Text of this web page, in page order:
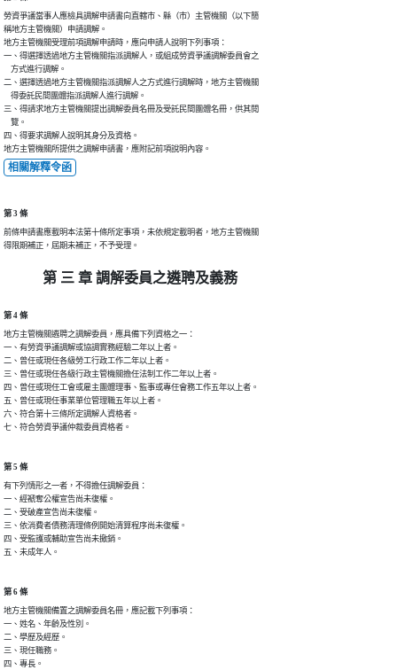
勞資爭議當事人應檢具調解申請書向直轄市、縣（市）主管機關（以下簡
稱地方主管機關）申請調解。
地方主管機關受理前項調解申請時，應向申請人說明下列事項：
一、得選擇透過地方主管機關指派調解人，或組成勞資爭議調解委員會之
    方式進行調解。
二、選擇透過地方主管機關指派調解人之方式進行調解時，地方主管機關
    得委託民間團體指派調解人進行調解。
三、得請求地方主管機關提出調解委員名冊及受託民間團體名冊，供其閱
    覽。
四、得要求調解人說明其身分及資格。
地方主管機關所提供之調解申請書，應附記前項說明內容。
相關解釋令函
第 3 條
前條申請書應載明本法第十條所定事項，未依規定載明者，地方主管機關
得限期補正，屆期未補正，不予受理。
第 三 章 調解委員之遴聘及義務
第 4 條
地方主管機關遴聘之調解委員，應具備下列資格之一：
一、有勞資爭議調解或協調實務經驗二年以上者。
二、曾任或現任各級勞工行政工作二年以上者。
三、曾任或現任各級行政主管機關擔任法制工作二年以上者。
四、曾任或現任工會或雇主團體理事、監事或專任會務工作五年以上者。
五、曾任或現任事業單位管理職五年以上者。
六、符合第十三條所定調解人資格者。
七、符合勞資爭議仲裁委員資格者。
第 5 條
有下列情形之一者，不得擔任調解委員：
一、經褫奪公權宣告尚未復權。
二、受破產宣告尚未復權。
三、依消費者債務清理條例開始清算程序尚未復權。
四、受監護或輔助宣告尚未撤銷。
五、未成年人。
第 6 條
地方主管機關備置之調解委員名冊，應記載下列事項：
一、姓名、年齡及性別。
二、學歷及經歷。
三、現任職務。
四、專長。